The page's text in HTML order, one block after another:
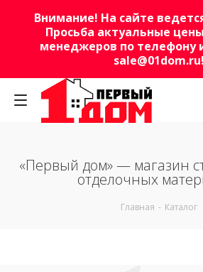
Внимание! На сайте
Просьба актуальные
менеджеров по телефону
sale@01dom.ru!
«Первый дом» — магазин
отделочных
Главная - Каталог